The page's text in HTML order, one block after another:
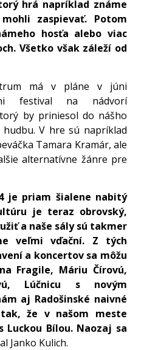
hrá napríklad známe
zaspievať. Potom
hosťa alebo viac
Všetko však záleží od
má v pláne v júni
festival na nádvorí
by priniesol do nášho
V hre sú napríklad
Tamara Kramár, ale
alternatívne žánre pre
je priam šialene nabitý
je teraz obrovský,
a naše sály sú takmer
veľmi vďační. Z tých
a koncertov sa môžu
Fragile, Máriu Čírovú,
Lúčnicu s novým
aj Radošinské naivné
že v našom meste
Bílou. Naozaj sa
Janko Kulich.